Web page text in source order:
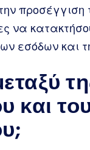
προσέγγιση
να
εσόδων και
και